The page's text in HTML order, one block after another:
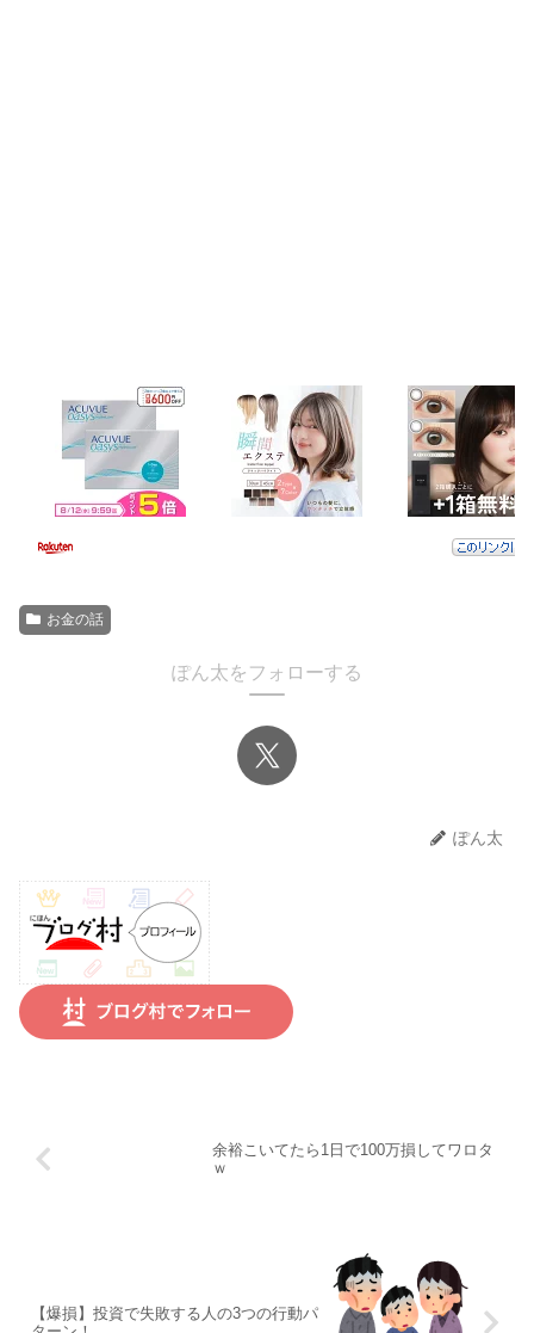
お金の話
ぽん太をフォローする
ぽん太
余裕こいてたら1日で100万損してワロタ
ｗ
【爆損】投資で失敗する人の3つの行動パ